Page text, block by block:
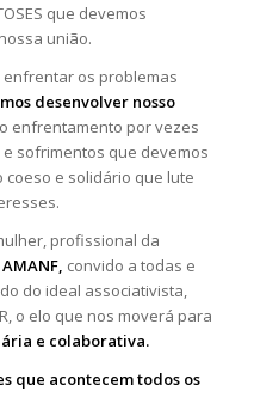
que devemos
união.
enfrentar os problemas
desenvolver nosso
enfrentamento por vezes
sofrimentos que devemos
coeso e solidário que lute
profissional da
convido a todas e
do ideal associativista,
o elo que nos moverá para
e colaborativa.
que acontecem todos os